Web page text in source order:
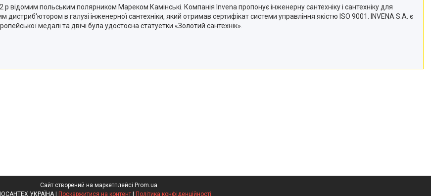
відомим польським полярником Мареком Камінські. Компанія Invena пропонує інженерну сантехніку і сантехніку для
в галузі інженерної сантехніки, який отримав сертифікат системи управління якістю ISO 9001. INVENA S.A. є
медалі та двічі була удостоєна статуетки «Золотий сантехнік».
Сайт створений на маркетплейсі Prom.ua
Поскаржитися на контент Політика конфіденційності